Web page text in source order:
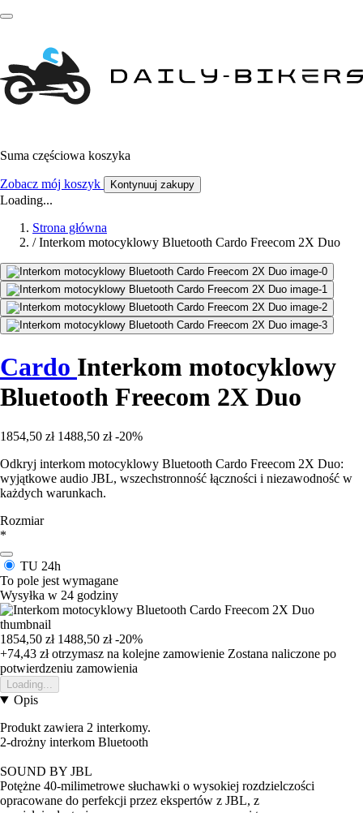
Suma częściowa koszyka
Zobacz mój koszyk Kontynuuj zakupy
Loading...
Strona główna
/ Interkom motocyklowy Bluetooth Cardo Freecom 2X Duo
Cardo Interkom motocyklowy
Bluetooth Freecom 2X Duo
1854,50 zł 1488,50 zł -20%
Odkryj interkom motocyklowy Bluetooth Cardo Freecom 2X Duo:
wyjątkowe audio JBL, wszechstronność łączności i niezawodność w
każdych warunkach.
Rozmiar
*
TU 24h
To pole jest wymagane
Wysyłka w 24 godziny
1854,50 zł 1488,50 zł -20%
+74,43 złotrzymasz na kolejne zamowienie Zostana naliczone po
potwierdzeniu zamowienia
Loading...
Opis
Produkt zawiera 2 interkomy.
2-drożny interkom Bluetooth
SOUND BY JBL
Potężne 40-milimetrowe słuchawki o wysokiej rozdzielczości
opracowane do perfekcji przez ekspertów z JBL, z